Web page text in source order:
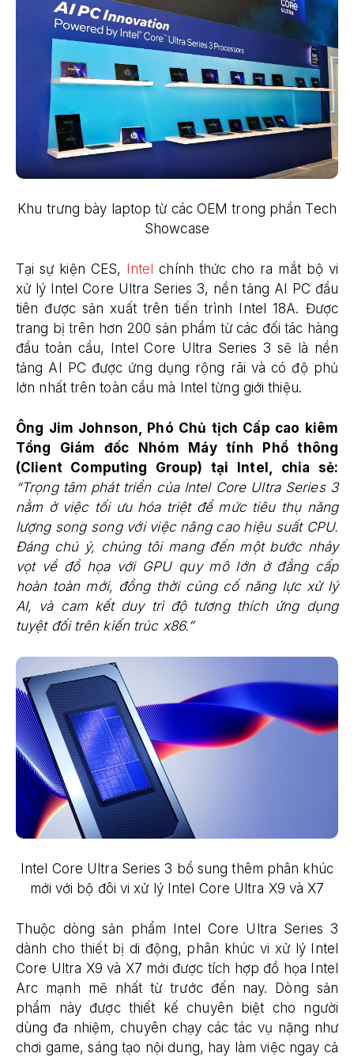
Khu trưng bày laptop từ các OEM trong phần Tech
Showcase
Tại sự kiện CES, Intel chính thức cho ra mắt bộ vi
xử lý Intel Core Ultra Series 3, nền tảng AI PC đầu
tiên được sản xuất trên tiến trình Intel 18A. Được
trang bị trên hơn 200 sản phẩm từ các đối tác hàng
đầu toàn cầu, Intel Core Ultra Series 3 sẽ là nền
tảng AI PC được ứng dụng rộng rãi và có độ phủ
lớn nhất trên toàn cầu mà Intel từng giới thiệu.
Ông Jim Johnson, Phó Chủ tịch Cấp cao kiêm
Tổng Giám đốc Nhóm Máy tính Phổ thông
(Client Computing Group) tại Intel, chia sẻ:
“Trọng tâm phát triển của Intel Core Ultra Series 3
nằm ở việc tối ưu hóa triệt để mức tiêu thụ năng
lượng song song với việc nâng cao hiệu suất CPU.
Đáng chú ý, chúng tôi mang đến một bước nhảy
vọt về đồ họa với GPU quy mô lớn ở đẳng cấp
hoàn toàn mới, đồng thời củng cố năng lực xử lý
AI, và cam kết duy trì độ tương thích ứng dụng
tuyệt đối trên kiến trúc x86.”
Intel Core Ultra Series 3 bổ sung thêm phân khúc
mới với bộ đôi vi xử lý Intel Core Ultra X9 và X7
Thuộc dòng sản phẩm Intel Core Ultra Series 3
dành cho thiết bị di động, phân khúc vi xử lý Intel
Core Ultra X9 và X7 mới được tích hợp đồ họa Intel
Arc mạnh mẽ nhất từ trước đến nay. Dòng sản
phẩm này được thiết kế chuyên biệt cho người
dùng đa nhiệm, chuyên chạy các tác vụ nặng như
chơi game, sáng tạo nội dung, hay làm việc ngay cả